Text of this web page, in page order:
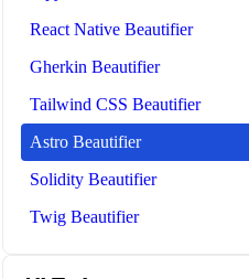
React Native Beautifier
Gherkin Beautifier
Tailwind CSS Beautifier
Astro Beautifier
Solidity Beautifier
Twig Beautifier